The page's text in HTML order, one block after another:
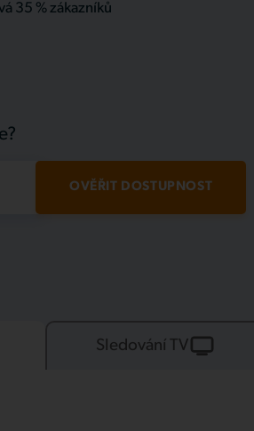
35 % zákazníků
OVĚŘIT DOSTUPNOST
Sledování TV